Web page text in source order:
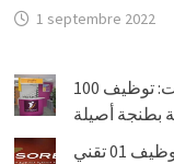
1 septembre 2022
الوكالة الوطنية لإنعاش التشغيل والكفاءات: توظيف 100
بطنجة أصيلة
الشركة الملكية لتشجيع الفرس: مباراة توظيف 01 تقني